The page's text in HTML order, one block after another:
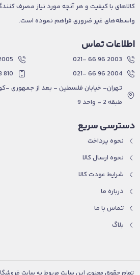
کالاهای با کیفیت و هر آنچه مورد نیاز مصرف
واسطه‌های غیر ضروری فراهم نموده است.
اطلاعات تماس
2003 96 66 -021
2004 96 66 -021
96 66 -021
810 18 18 -0910
طبقه 2 - واحد 9
دسترسی سریع
نحوه پرداخت
نحوه ارسال کالا
شرایط عودت کالا
درباره ما
تماس با ما
بلاگ